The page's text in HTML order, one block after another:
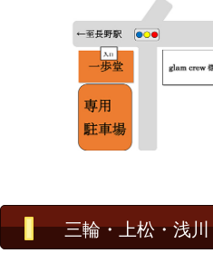
三輪・上松・浅